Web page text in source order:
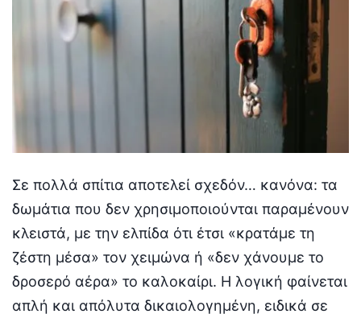
Σε πολλά σπίτια αποτελεί σχεδόν… κανόνα: τα
δωμάτια που δεν χρησιμοποιούνται παραμένουν
κλειστά, με την ελπίδα ότι έτσι «κρατάμε τη
ζέστη μέσα» τον χειμώνα ή «δεν χάνουμε το
δροσερό αέρα» το καλοκαίρι. Η λογική φαίνεται
απλή και απόλυτα δικαιολογημένη, ειδικά σε